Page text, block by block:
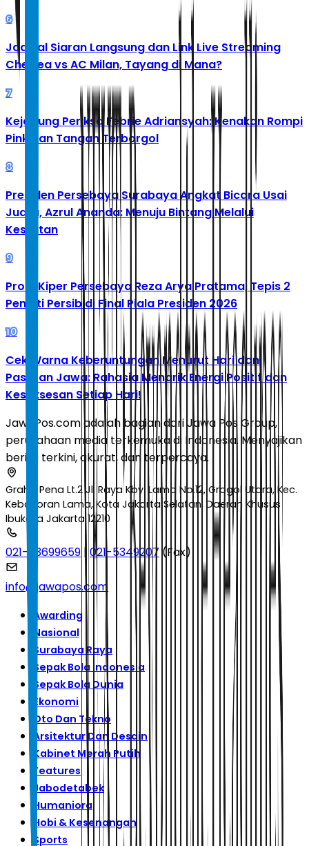
6
Jadwal Siaran Langsung dan Link Live Streaming
Chelsea vs AC Milan, Tayang di Mana?
7
Kejagung Periksa Febrie Adriansyah: Kenakan Rompi
Pink dan Tangan Terborgol
8
Presiden Persebaya Surabaya Angkat Bicara Usai
Juara, Azrul Ananda: Menuju Bintang Melalui
Kesulitan
9
Profil Kiper Persebaya Reza Arya Pratama, Tepis 2
Penalti Persib di Final Piala Presiden 2026
10
Cek Warna Keberuntungan Menurut Hari dan
Pasaran Jawa: Rahasia Menarik Energi Positif dan
Kesuksesan Setiap Hari!
JawaPos.com adalah bagian dari Jawa Pos Group,
perusahaan media terkemuka di Indonesia. Menyajikan
berita terkini, akurat, dan terpercaya.
Graha Pena Lt.2 Jl. Raya Kby. Lama No.12, Grogol Utara, Kec.
Kebayoran Lama, Kota Jakarta Selatan, Daerah Khusus
Ibukota Jakarta 12210
021-53699659 | 021-5349207 (Fax)
info@jawapos.com
Awarding
Nasional
Surabaya Raya
Sepak Bola Indonesia
Sepak Bola Dunia
Ekonomi
Oto Dan Tekno
Arsitektur Dan Desain
Kabinet Merah Putih
Features
Jabodetabek
Humaniora
Hobi & Kesenangan
Sports